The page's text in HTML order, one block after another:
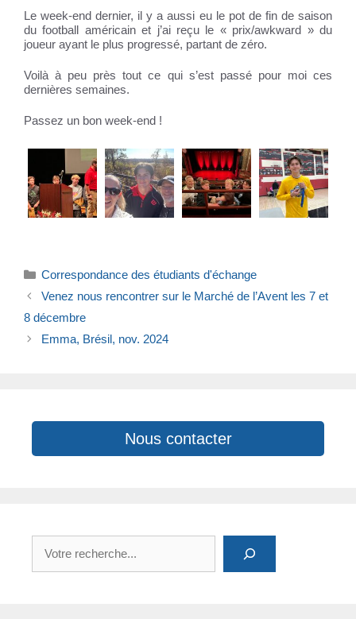
Le week-end dernier, il y a aussi eu le pot de fin de saison
du football américain et j’ai reçu le « prix/awkward » du
joueur ayant le plus progressé, partant de zéro.
Voilà à peu près tout ce qui s’est passé pour moi ces
dernières semaines.
Passez un bon week-end !
Catégories
Correspondance des étudiants d'échange
Venez nous rencontrer sur le Marché de l’Avent les 7 et
8 décembre
Emma, Brésil, nov. 2024
Nous contacter